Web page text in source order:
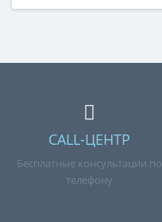
CALL-ЦЕНТР
Бесплатные консультации по
телефону